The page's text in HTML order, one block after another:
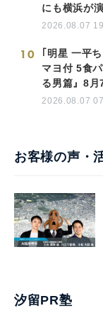
にも横浜が
2026.08.07
10
｢明星 一平
マヨ付 5食
る男篇』8
2026.08.07
お客様の声・
汐留PR塾